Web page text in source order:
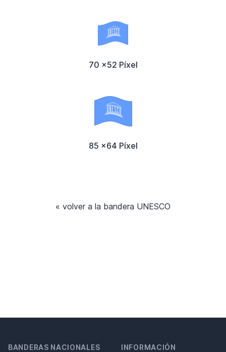
70 x52 Píxel
85 x64 Píxel
« volver a la bandera UNESCO
BANDERAS NACIONALES INFORMACIÓN